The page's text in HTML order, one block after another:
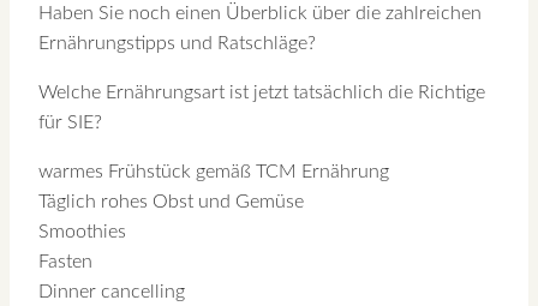
Haben Sie noch einen Überblick über die zahlreichen
Ernährungstipps und Ratschläge?
Welche Ernährungsart ist jetzt tatsächlich die Richtige
für SIE?
warmes Frühstück gemäß TCM Ernährung
Täglich rohes Obst und Gemüse
Smoothies
Fasten
Dinner cancelling